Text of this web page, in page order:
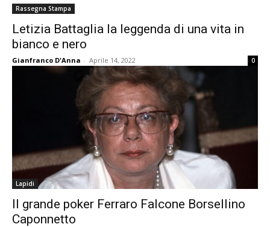
Rassegna Stampa
Letizia Battaglia la leggenda di una vita in
bianco e nero
Gianfranco D'Anna - Aprile 14, 2022 0
Lapidi
Il grande poker Ferraro Falcone Borsellino
Caponnetto